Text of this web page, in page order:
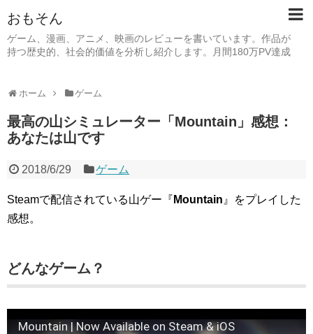
おもそん
ゲーム、漫画、アニメ、映画のレビューを書いています。作品が
持つ歴史的、社会的価値を分析し紹介します。月間180万PV達成
ホーム ゲーム
最高の山シミュレーター「Mountain」感想：
あなたは山です
2018/6/29 ゲーム
Steamで配信されている山ゲー『 Mountain 』をプレイした
感想。
どんなゲーム？
Mountain | Now Available on Steam & iOS